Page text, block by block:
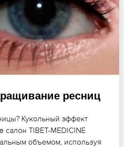
ресниц
Кукольный эффект
TIBET-MEDICINE
объемом, используя